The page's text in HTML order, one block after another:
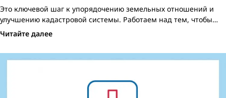
Это ключевой шаг к упорядочению земельных отношений и
улучшению кадастровой системы. Работаем над тем, чтобы…
Читайте далее